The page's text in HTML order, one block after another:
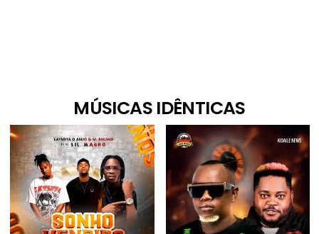
MÚSICAS IDÊNTICAS